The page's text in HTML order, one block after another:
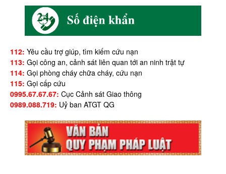
112: Yêu cầu trợ giúp, tìm kiếm cứu nạn
113: Gọi công an, cảnh sát liên quan tới an ninh trật tự
114: Gọi phòng cháy chữa cháy, cứu nạn
115: Gọi cấp cứu
0995.67.67.67: Cục Cảnh sát Giao thông
0989.088.719: Uỷ ban ATGT QG